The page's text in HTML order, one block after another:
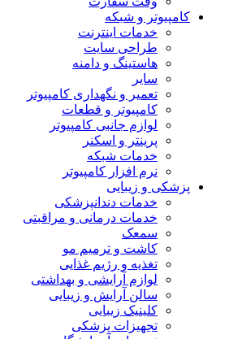
کامپیوتر و شبکه
خدمات اینترنت
طراحی سایت
هاستینگ و دامنه
سایر
تعمیر و نگهداری کامپیوتر
کامپیوتر و قطعات
لوازم جانبی کامپیوتر
پرینتر و اسکنر
خدمات شبکه
نرم افزار کامپیوتر
پزشکی و زیبایی
خدمات دندانپزشکی
خدمات درمانی و مراقبتی
سمعک
کاشت و ترمیم مو
تغذیه و رژیم غذایی
لوازم آرایشی و بهداشتی
سالن آرایش و زیبایی
کلینیک زیبایی
تجهیزات پزشکی